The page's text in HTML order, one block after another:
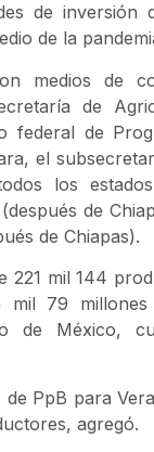
de
de la
medios de
de
federal de
el
los
de
de Chiapas).
221 mil 144
mil 79
de México,
de PpB para
agregó.